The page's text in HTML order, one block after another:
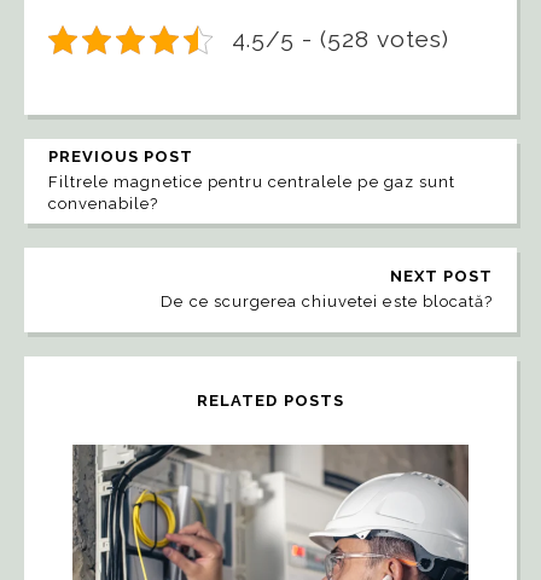
4.5/5 - (528 votes)
PREVIOUS POST
Filtrele magnetice pentru centralele pe gaz sunt
convenabile?
NEXT POST
De ce scurgerea chiuvetei este blocată?
RELATED POSTS